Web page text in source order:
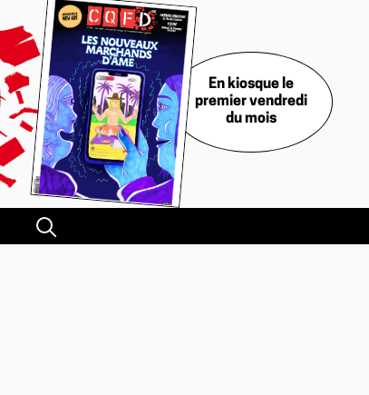
En kiosque le
premier vendredi
du mois